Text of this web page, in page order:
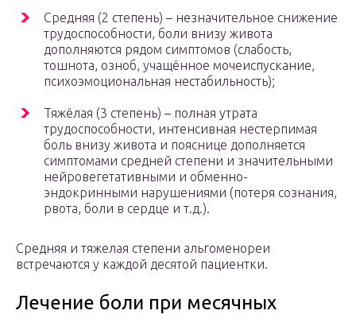
Средняя (2 степень) – незначительное снижение
трудоспособности, боли внизу живота
дополняются рядом симптомов (слабость,
тошнота, озноб, учащённое мочеиспускание,
психоэмоциональная нестабильность);
Тяжёлая (3 степень) – полная утрата
трудоспособности, интенсивная нестерпимая
боль внизу живота и пояснице дополняется
симптомами средней степени и значительными
нейровегетативными и обменно-
эндокринными нарушениями (потеря сознания,
рвота, боли в сердце и т.д.).
Средняя и тяжелая степени альгоменореи
встречаются у каждой десятой пациентки.
Лечение боли при месячных